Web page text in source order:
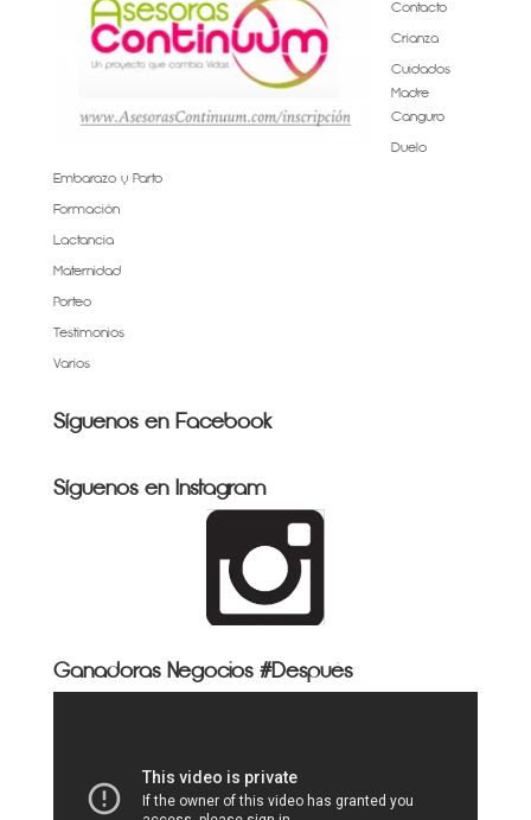
Contacto
Crianza
Cuidados
Madre
Canguro
Duelo
Embarazo y Parto
Formación
Lactancia
Maternidad
Porteo
Testimonios
Varios
Síguenos en Facebook
Síguenos en Instagram
Ganadoras Negocios #Después